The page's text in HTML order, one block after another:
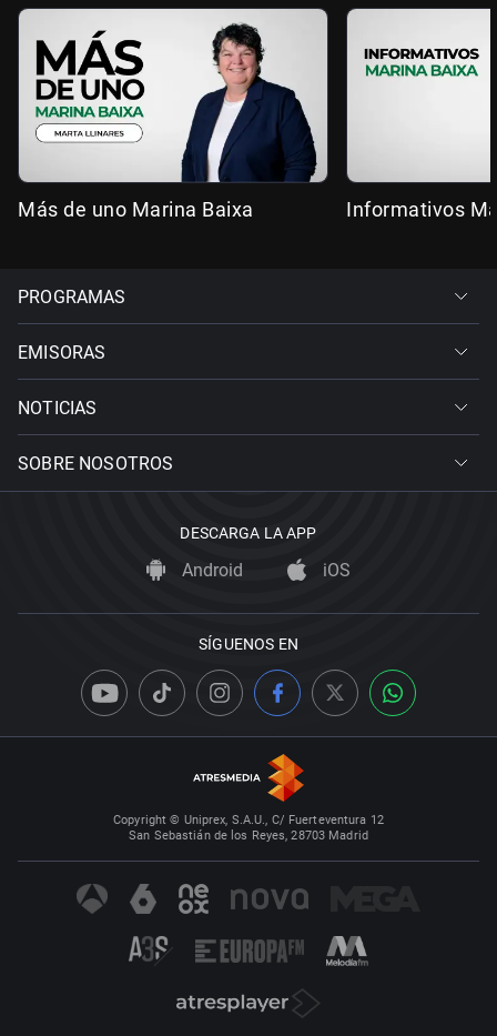
Más de uno Marina Baixa Informativos
PROGRAMAS
EMISORAS
NOTICIAS
SOBRE NOSOTROS
DESCARGA LA APP
Android iOS
SÍGUENOS EN
Copyright © Uniprex, S.A.U., C/ Fuerteventura 12
San Sebastián de los Reyes, 28703 Madrid